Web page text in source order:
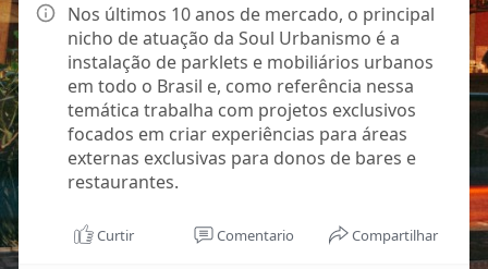
Nos últimos 10 anos de mercado, o principal
nicho de atuação da Soul Urbanismo é a
instalação de parklets e mobiliários urbanos
em todo o Brasil e, como referência nessa
temática trabalha com projetos exclusivos
focados em criar experiências para áreas
externas exclusivas para donos de bares e
restaurantes.
Curtir Comentario Compartilhar